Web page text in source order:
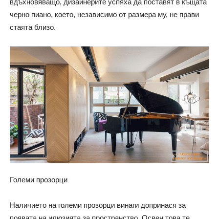
вдъхновяващо, дизайнерите успяха да поставят в къщата
черно пиано, което, независимо от размера му, не прави
стаята близо.
Големи прозорци
Наличието на големи прозорци винаги допринася за